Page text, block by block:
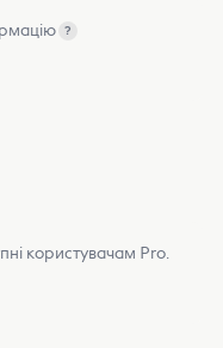
?
користувачам Pro.